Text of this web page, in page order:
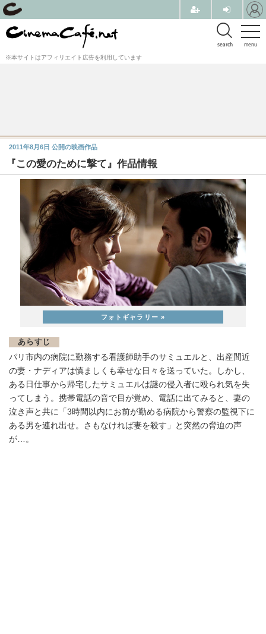
menu
search
※本サイトはアフィリエイト広告を利用しています
『この愛のために撃て』作品情報
2011年8月6日 公開の映画作品
あらすじ
パリ市内の病院に勤務する看護師助手のサミュエルと、出産間近
の妻・ナディアは慎ましくも幸せな日々を送っていた。しかし、
ある日仕事から帰宅したサミュエルは謎の侵入者に殴られ気を失
ってしまう。携帯電話の音で目が覚め、電話に出てみると、妻の
泣き声と共に「3時間以内にお前が勤める病院から警察の監視下に
ある男を連れ出せ。さもなければ妻を殺す」と突然の脅迫の声
が…。